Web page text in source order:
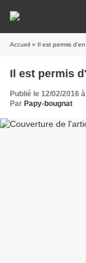
Accueil » Il est permis d'en
Il est permis
Publié le 12/02/2016
Par Papy-bougnat